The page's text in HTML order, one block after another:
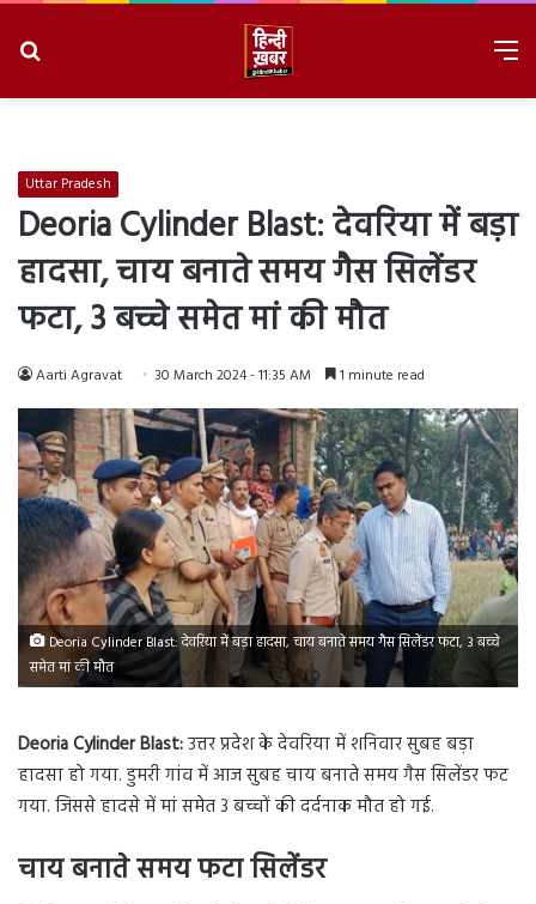
Uttar Pradesh
Deoria Cylinder Blast: देवरिया में बड़ा
हादसा, चाय बनाते समय गैस सिलेंडर
फटा, 3 बच्चे समेत मां की मौत
Aarti Agravat 30 March 2024 - 11:35 AM 1 minute read
Deoria Cylinder Blast: देवरिया में बड़ा हादसा, चाय बनाते समय गैस सिलेंडर फटा, 3 बच्चे
समेत मां की मौत
Deoria Cylinder Blast:उत्तर प्रदेश के देवरिया में शनिवार सुबह बड़ा
हादसा हो गया. डुमरी गांव में आज सुबह चाय बनाते समय गैस सिलेंडर फट
गया. जिससे हादसे में मां समेत 3 बच्चों की दर्दनाक मौत हो गई.
चाय बनाते समय फटा सिलेंडर